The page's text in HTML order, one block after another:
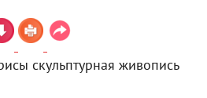
скульптурная живопись